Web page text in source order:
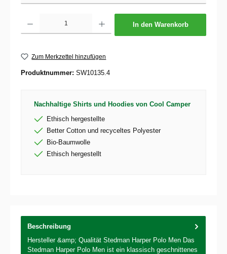
In den Warenkorb
Zum Merkzettel hinzufügen
Produktnummer: SW10135.4
Nachhaltige Shirts und Hoodies von Cool Camper
Ethisch hergestellte
Better Cotton und recyceltes Polyester
Bio-Baumwolle
Ethisch hergestellt
Beschreibung
Hersteller &amp; Qualität Stedman Harper Polo Men Das
Stedman Harper Polo Men ist ein klassisch geschnittenes